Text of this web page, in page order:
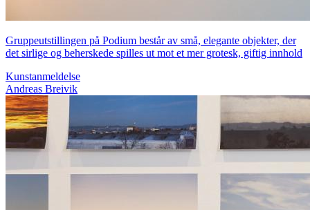
Gruppeutstillingen på Podium består av små, elegante objekter, der
det sirlige og beherskede spilles ut mot et mer grotesk, giftig innhold
Kunstanmeldelse
Andreas Breivik